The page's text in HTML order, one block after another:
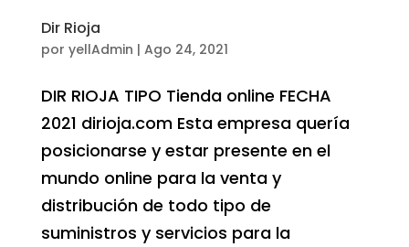
Dir Rioja
por yellAdmin | Ago 24, 2021
DIR RIOJA TIPO Tienda online FECHA
2021 dirioja.com Esta empresa quería
posicionarse y estar presente en el
mundo online para la venta y
distribución de todo tipo de
suministros y servicios para la